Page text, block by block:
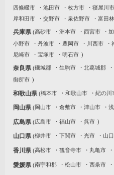
四條畷市
池田市 枚方市 寝屋川市
岸和田市
交野市 泉佐野市 富田
兵庫県 高砂市 洲本市 西宮市
小野市
丹波市 豊岡市 川西市
尼崎市
宝塚市 明石市
奈良県 磯城郡 生駒市 北葛城郡
御所市
和歌山県 橋本市 和歌山市 紀の川
岡山県 岡山市 倉敷市 津山市
広島県 広島市 福山市 呉市
山口県 柳井市 下関市 光市 山
香川県 高松市 観音寺市 丸亀市
愛媛県 南宇和郡 松山市 西条市